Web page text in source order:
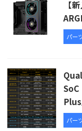
【
パー
Plus
パー